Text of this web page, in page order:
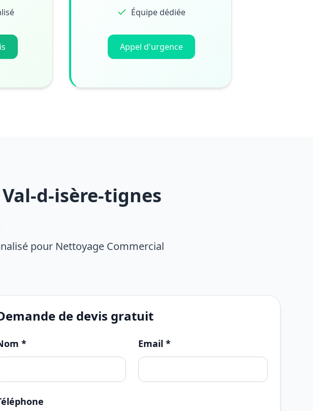
Équipe dédiée
Appel d'urgence
d-isère-tignes
pour Nettoyage Commercial
de devis gratuit
* Email *